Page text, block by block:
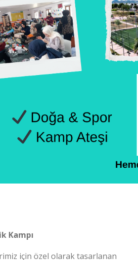
Kampı
için özel olarak tasarlanan